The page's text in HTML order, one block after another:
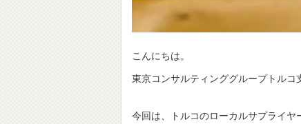
こんにちは。
東京コンサルティンググループトルコ
今回は、トルコのローカルサプライ